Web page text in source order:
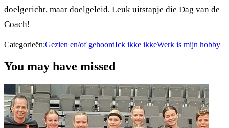
doelgericht, maar doelgeleid. Leuk uitstapje die Dag van de
Coach!
Categorieën:Gezien en/of gehoordIck ikke ikkeWerk is mijn hobby
You may have missed